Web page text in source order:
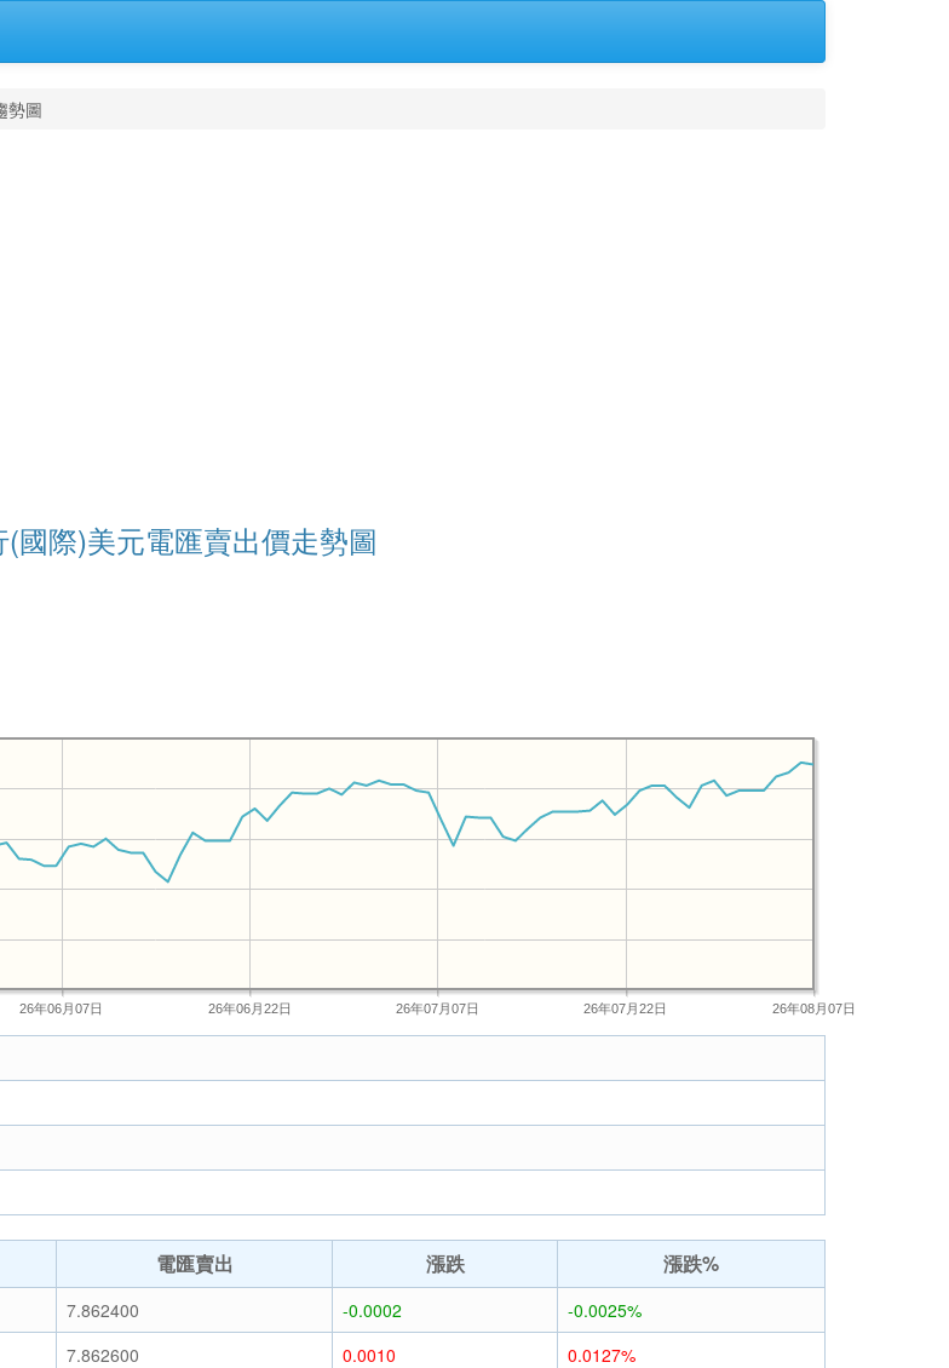
勢圖
國際)美元電匯賣出價走勢圖
26年06月07日 26年06月22日 26年07月07日 26年07月22日 26年08月07日
電匯賣出 漲跌 漲跌%
7.862400 -0.0002
-0.0025%
7.862600 0.0010
0.0127%